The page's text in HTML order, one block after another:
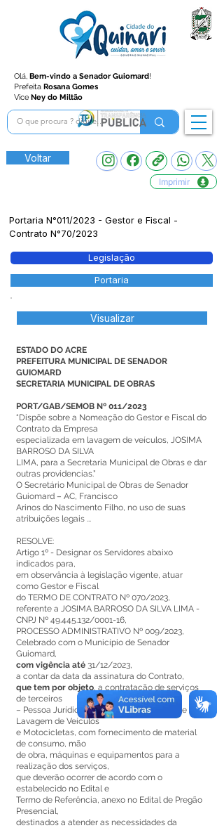
Olá, Bem-vindo a Senador Guiomard!
Prefeita Rosana Gomes
Vice Ney do Miltão
Voltar
Imprimir
Portaria N°011/2023 - Gestor e Fiscal -
Contrato N°70/2023
Legislação
Portaria
Visualizar
ESTADO DO ACRE
PREFEITURA MUNICIPAL DE SENADOR
GUIOMARD
SECRETARIA MUNICIPAL DE OBRAS
PORT/GAB/SEMOB Nº 011/2023
“Dispõe sobre a Nomeação do Gestor e Fiscal do
Contrato da Empresa
especializada em lavagem de veículos, JOSIMA
BARROSO DA SILVA
LIMA, para a Secretaria Municipal de Obras e dar
outras providencias.”
O Secretário Municipal de Obras de Senador
Guiomard – AC, Francisco
Arinos do Nascimento Filho, no uso de suas
atribuições legais ...
RESOLVE:
Artigo 1º - Designar os Servidores abaixo
indicados para,
em observância à legislação vigente, atuar
como Gestor e Fiscal
do TERMO DE CONTRATO Nº 070/2023,
referente a JOSIMA BARROSO DA SILVA LIMA -
CNPJ Nº 49.445.132/0001-16,
PROCESSO ADMINISTRATIVO Nº 009/2023,
Celebrado com o Município de Senador
Guiomard,
com vigência até 31/12/2023,
a contar da data da assinatura do Contrato,
que tem por objeto, a contratação de serviços
de terceiros
– Pessoa Jurídica, prestação. de serviços de
Lavagem de Veículos
e Motocicletas, com fornecimento de material
de consumo, mão
de obra, máquinas e equipamentos para a
realização dos serviços,
que deverão ocorrer de acordo com o
estabelecido no Edital e
Termo de Referência, anexo no Edital de Pregão
Presencial,
destinados a atender as necessidades da